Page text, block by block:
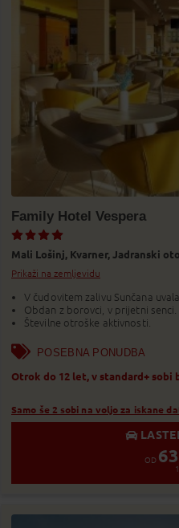
Family Hotel Vespera
Mali Lošinj, Kvarner, Jadranski
Prikaži na zemljevidu
V čudovitem zalivu Sunčana uvala.
Obdan z borovci, v prijetni senci.
Številne otroške aktivnosti.
POSEBNA PONUDBA
Otrok do 12 let, v standard+ sobi
Samo še 2 sobi na voljo za iskane
OD
1